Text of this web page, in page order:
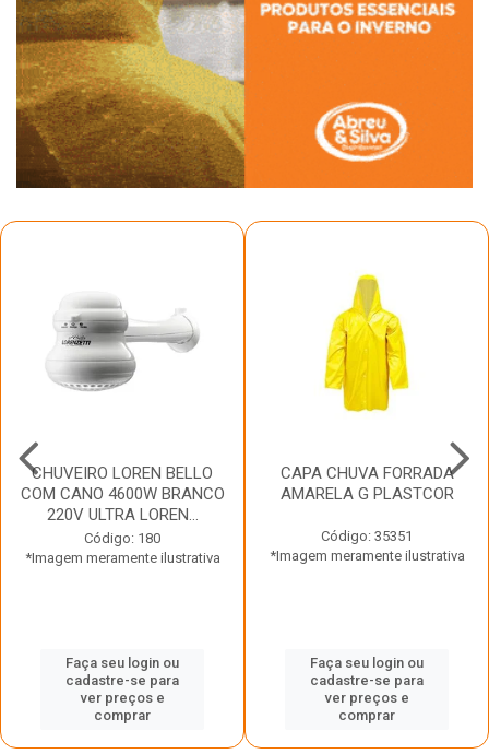
CHUVEIRO LOREN BELLO
COM CANO 4600W BRANCO
220V ULTRA LOREN...
Código: 180
*Imagem meramente ilustrativa
Faça seu login ou
cadastre-se para
ver preços e
comprar
CAPA CHUVA FORRADA
AMARELA G PLASTCOR
Código: 35351
*Imagem meramente ilustrativa
Faça seu login ou
cadastre-se para
ver preços e
comprar